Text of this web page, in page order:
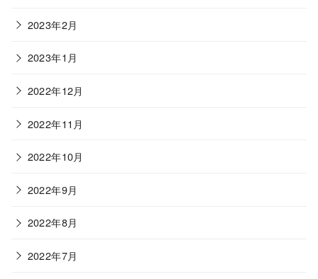
2023年2月
2023年1月
2022年12月
2022年11月
2022年10月
2022年9月
2022年8月
2022年7月